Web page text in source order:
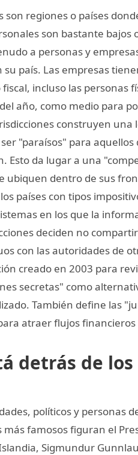
son regiones o países
son bastante bajos
a personas y
país. Las empresas
incluso las personas
año, como medio para
construyen
"paraísos" para
Esto da lugar a una
ubiquen dentro de sus
países con tipos
en los que la
deciden no
con las autoridades de
creado en 2003 para
secretas" como
También define las
atraer flujos
detrás de
políticos y personas
famosos figuran el
Sigmundur